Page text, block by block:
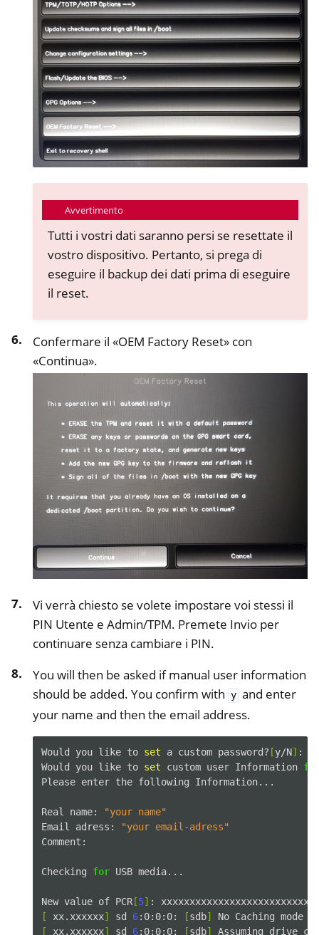
Avvertimento
Tutti i vostri dati saranno persi se resettate il
vostro dispositivo. Pertanto, si prega di
eseguire il backup dei dati prima di eseguire
il reset.
Confermare il «OEM Factory Reset» con
«Continua».
Vi verrà chiesto se volete impostare voi stessi il
PIN Utente e Admin/TPM. Premete Invio per
continuare senza cambiare i PIN.
You will then be asked if manual user information
should be added. You confirm with y and enter
your name and then the email address.
Would you like to set a custom password? [y/N] :
Would
you like to set custom user Information
Please enter the following Information...
Real name:
"your name"
Email
adress:
"your email-adress"
Comment:
Checking for USB media...
New value of PCR[5] :
[
xx.xxxxxx] sd 6:0:0:0: [sdb] No Caching mode
[
xx.xxxxxx] sd 6:0:0:0: [sdb] Assuming drive